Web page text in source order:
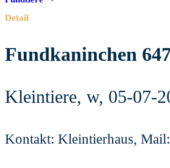
Detail
Fundkaninchen
Kleintiere, w, 05-07-
Kontakt: Kleintierhaus,